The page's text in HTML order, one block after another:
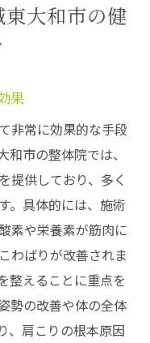
大和市の健
果
非常に効果的な手段
市の整体院では、
提供しており、多く
。具体的には、施術
素や栄養素が筋肉に
わばりが改善されま
整えることに重点を
勢の改善や体の全体
、肩こりの根本原因